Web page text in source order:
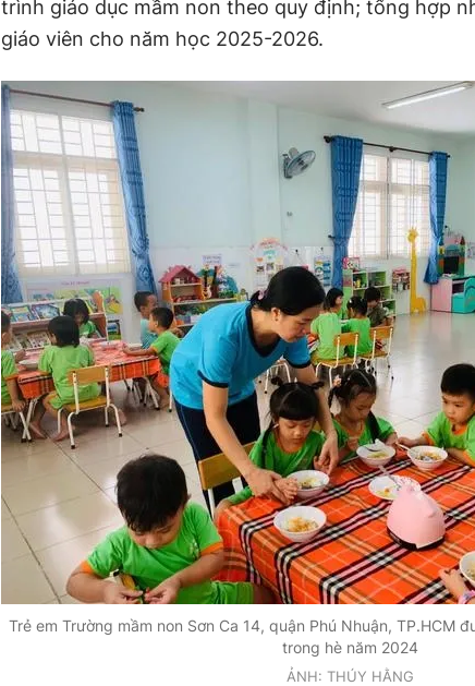
trình giáo dục mầm non theo quy định; tổng hợp
giáo viên cho năm học 2025-2026.
Trẻ em Trường mầm non Sơn Ca 14, quận Phú Nhuận, TP.HCM
trong hè năm 2024
ẢNH: THÚY HẰNG